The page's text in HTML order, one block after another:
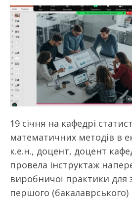
19 січня на кафедрі
математичних методів в
к.е.н., доцент, доцент
провела інструктаж
виробничої практики для
першого